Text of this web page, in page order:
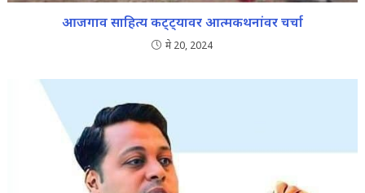
आजगाव साहित्य कट्ट्यावर आत्मकथनांवर चर्चा
मे 20, 2024